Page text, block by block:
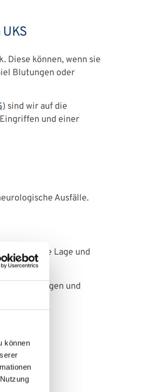
können
Diese können, wenn sie
Blutungen oder
) sind wir auf die
und einer
Ausfälle.
über die Lage und
um Blutungen und
der